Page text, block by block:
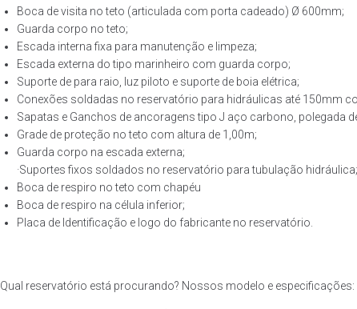
Boca de visita no teto (articulada com porta cadeado) Ø 600mm;
Guarda corpo no teto;
Escada interna fixa para manutenção e limpeza;
Escada externa do tipo marinheiro com guarda corpo;
Suporte de para raio, luz piloto e suporte de boia elétrica;
Conexões soldadas no reservatório para hidráulicas até 150mm
Sapatas e Ganchos de ancoragens tipo J aço carbono, polegada
Grade de proteção no teto com altura de 1,00m;
Guarda corpo na escada externa;
·Suportes fixos soldados no reservatório para tubulação hidráulica;
Boca de respiro no teto com chapéu
Boca de respiro na célula inferior;
Placa de Identificação e logo do fabricante no reservatório.
Qual reservatório está procurando? Nossos modelo e especificações: